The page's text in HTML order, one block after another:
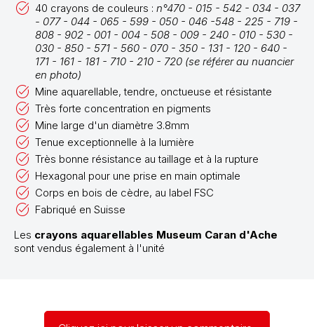
40 crayons de couleurs : n°470 - 015 - 542 - 034 - 037
- 077 - 044 - 065 - 599 - 050 - 046 -548 - 225 - 719 -
808 - 902 - 001 - 004 - 508 - 009 - 240 - 010 - 530 -
030 - 850 - 571 - 560 - 070 - 350 - 131 - 120 - 640 -
171 - 161 - 181 - 710 - 210 - 720 (se référer au nuancier
en photo)
Mine aquarellable, tendre, onctueuse et résistante
Très forte concentration en pigments
Mine large d'un diamètre 3.8mm
Tenue exceptionnelle à la lumière
Très bonne résistance au taillage et à la rupture
Hexagonal pour une prise en main optimale
Corps en bois de cèdre, au label FSC
Fabriqué en Suisse
Les crayons aquarellables Museum Caran d'Ache
sont vendus également à l'unité